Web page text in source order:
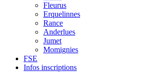
Fleurus
Erquelinnes
Rance
Anderlues
Jumet
Momignies
FSE
Infos inscriptions